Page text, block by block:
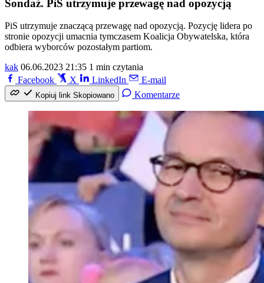
Sondaż. PiS utrzymuje przewagę nad opozycją
PiS utrzymuje znaczącą przewagę nad opozycją. Pozycję lidera po
stronie opozycji umacnia tymczasem Koalicja Obywatelska, która
odbiera wyborców pozostałym partiom.
kak 06.06.2023 21:35 1 min czytania
Facebook
X LinkedIn E-mail
Kopiuj link Skopiowano Komentarze